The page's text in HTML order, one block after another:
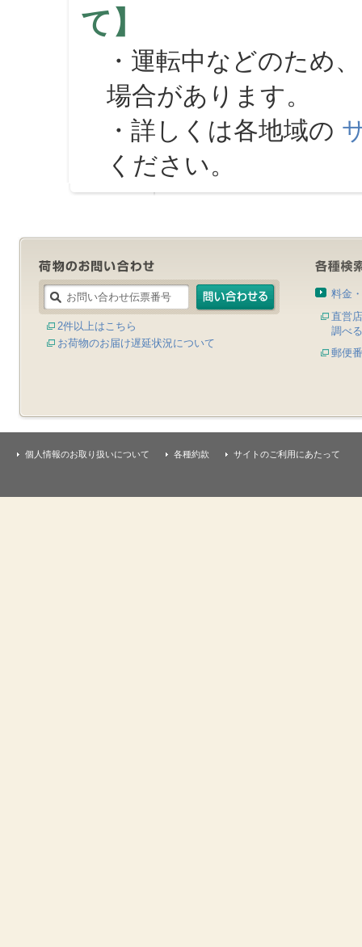
て】
・運転中などのため
場合があります。
・詳しくは各地域の
ください。
2件以上はこちら
お荷物のお届け遅延状況について
料金
直営
調べる
郵便
個人情報のお取り扱いについて 各種約款 サイトのご利用にあたって